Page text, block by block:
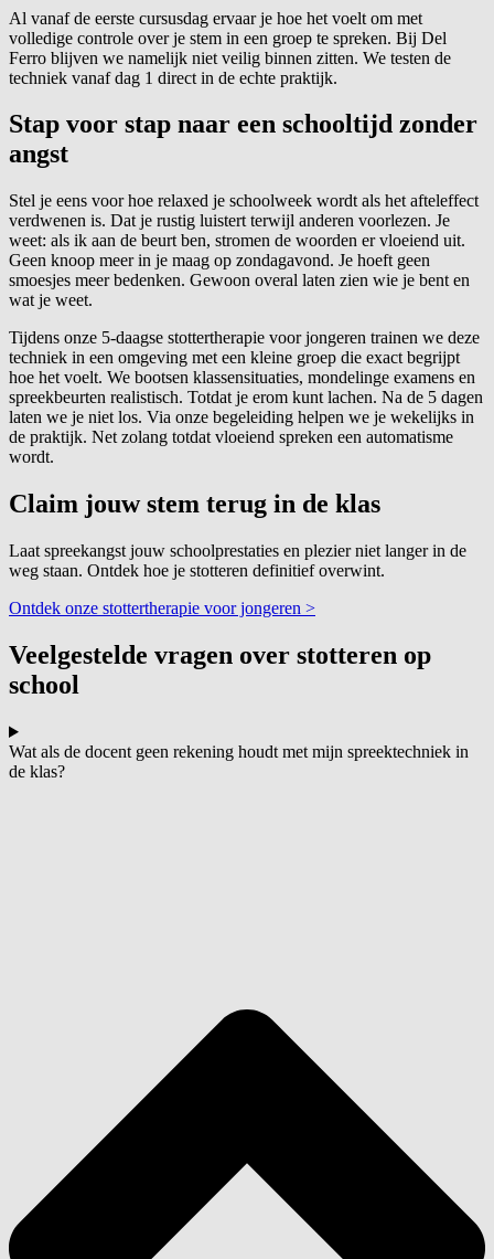
Al vanaf de eerste cursusdag ervaar je hoe het voelt om met
volledige controle over je stem in een groep te spreken. Bij Del
Ferro blijven we namelijk niet veilig binnen zitten. We testen de
techniek vanaf dag 1 direct in de echte praktijk.
Stap voor stap naar een schooltijd zonder
angst
Stel je eens voor hoe relaxed je schoolweek wordt als het afteleffect
verdwenen is. Dat je rustig luistert terwijl anderen voorlezen. Je
weet: als ik aan de beurt ben, stromen de woorden er vloeiend uit.
Geen knoop meer in je maag op zondagavond. Je hoeft geen
smoesjes meer bedenken. Gewoon overal laten zien wie je bent en
wat je weet.
Tijdens onze 5-daagse stottertherapie voor jongeren trainen we deze
techniek in een omgeving met een kleine groep die exact begrijpt
hoe het voelt. We bootsen klassensituaties, mondelinge examens en
spreekbeurten realistisch. Totdat je erom kunt lachen. Na de 5 dagen
laten we je niet los. Via onze begeleiding helpen we je wekelijks in
de praktijk. Net zolang totdat vloeiend spreken een automatisme
wordt.
Claim jouw stem terug in de klas
Laat spreekangst jouw schoolprestaties en plezier niet langer in de
weg staan. Ontdek hoe je stotteren definitief overwint.
Ontdek onze stottertherapie voor jongeren >
Veelgestelde vragen over stotteren op
school
Wat als de docent geen rekening houdt met mijn spreektechniek in
de klas?